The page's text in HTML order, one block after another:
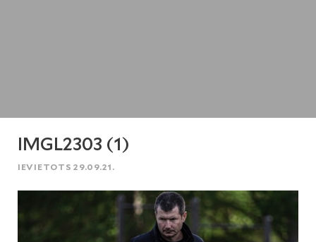
IMGL2303 (1)
IEVIETOTS 29.09.21.